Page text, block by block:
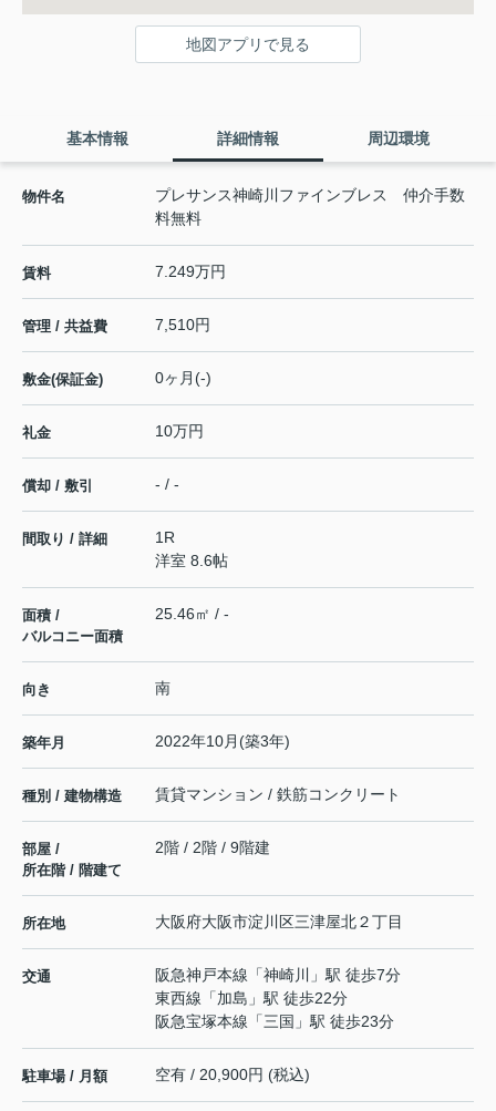
地図アプリで見る
基本情報 詳細情報 周辺環境
物件名
プレサンス神崎川ファインブレス 仲介手数
料無料
賃料 7.249万円
管理 / 共益費 7,510円
敷金(保証金) 0ヶ月(-)
礼金 10万円
償却 / 敷引 - / -
間取り / 詳細
1R
洋室 8.6帖
面積 /
バルコニー面積
25.46㎡ / -
向き 南
築年月 2022年10月(築3年)
種別 / 建物構造 賃貸マンション / 鉄筋コンクリート
部屋 /
所在階 / 階建て
2階 / 2階 / 9階建
所在地 大阪府大阪市淀川区三津屋北２丁目
交通 阪急神戸本線 「神崎川
」駅 徒歩7分
東西線 「加島 」駅 徒歩22分
阪急宝塚本線 「三国 」駅 徒歩23分
駐車場 / 月額 空有 / 20,900円 (税込)